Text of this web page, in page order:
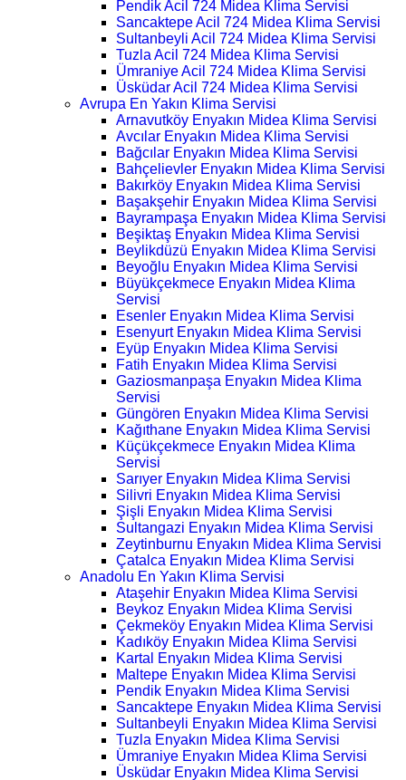
Pendik Acil 724 Midea Klima Servisi
Sancaktepe Acil 724 Midea Klima Servisi
Sultanbeyli Acil 724 Midea Klima Servisi
Tuzla Acil 724 Midea Klima Servisi
Ümraniye Acil 724 Midea Klima Servisi
Üsküdar Acil 724 Midea Klima Servisi
Avrupa En Yakın Klima Servisi
Arnavutköy Enyakın Midea Klima Servisi
Avcılar Enyakın Midea Klima Servisi
Bağcılar Enyakın Midea Klima Servisi
Bahçelievler Enyakın Midea Klima Servisi
Bakırköy Enyakın Midea Klima Servisi
Başakşehir Enyakın Midea Klima Servisi
Bayrampaşa Enyakın Midea Klima Servisi
Beşiktaş Enyakın Midea Klima Servisi
Beylikdüzü Enyakın Midea Klima Servisi
Beyoğlu Enyakın Midea Klima Servisi
Büyükçekmece Enyakın Midea Klima
Servisi
Esenler Enyakın Midea Klima Servisi
Esenyurt Enyakın Midea Klima Servisi
Eyüp Enyakın Midea Klima Servisi
Fatih Enyakın Midea Klima Servisi
Gaziosmanpaşa Enyakın Midea Klima
Servisi
Güngören Enyakın Midea Klima Servisi
Kağıthane Enyakın Midea Klima Servisi
Küçükçekmece Enyakın Midea Klima
Servisi
Sarıyer Enyakın Midea Klima Servisi
Silivri Enyakın Midea Klima Servisi
Şişli Enyakın Midea Klima Servisi
Sultangazi Enyakın Midea Klima Servisi
Zeytinburnu Enyakın Midea Klima Servisi
Çatalca Enyakın Midea Klima Servisi
Anadolu En Yakın Klima Servisi
Ataşehir Enyakın Midea Klima Servisi
Beykoz Enyakın Midea Klima Servisi
Çekmeköy Enyakın Midea Klima Servisi
Kadıköy Enyakın Midea Klima Servisi
Kartal Enyakın Midea Klima Servisi
Maltepe Enyakın Midea Klima Servisi
Pendik Enyakın Midea Klima Servisi
Sancaktepe Enyakın Midea Klima Servisi
Sultanbeyli Enyakın Midea Klima Servisi
Tuzla Enyakın Midea Klima Servisi
Ümraniye Enyakın Midea Klima Servisi
Üsküdar Enyakın Midea Klima Servisi